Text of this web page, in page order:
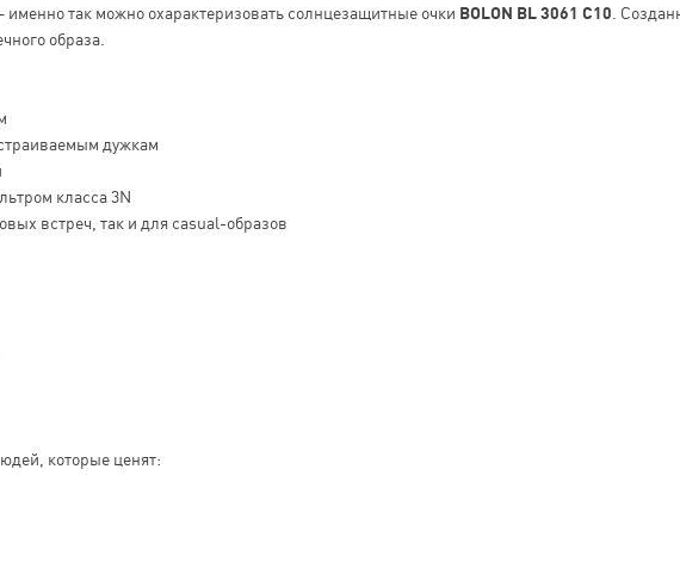
так можно охарактеризовать солнцезащитные очки BOLON BL 3061 C10 .
образа.
дужкам
класса 3N
встреч, так и для casual-образов
которые ценят: